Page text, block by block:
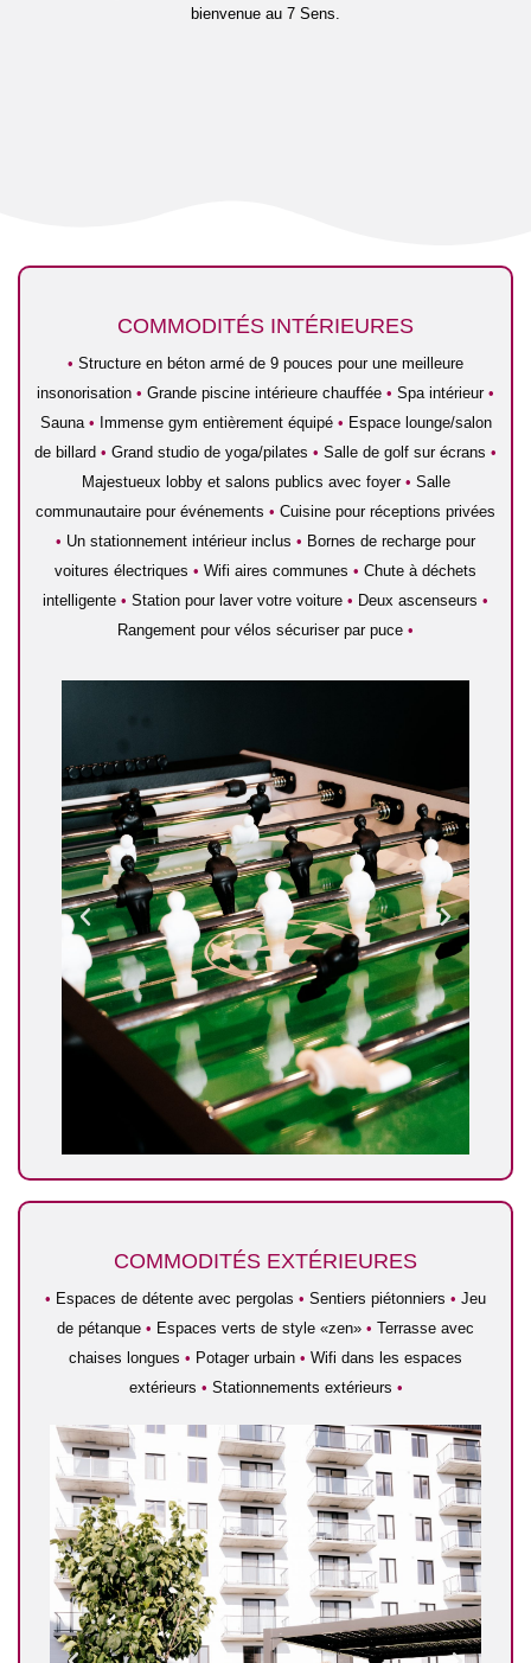
bienvenue au 7 Sens.
COMMODITÉS INTÉRIEURES
• Structure en béton armé de 9 pouces pour une meilleure
insonorisation • Grande piscine intérieure chauffée • Spa intérieur •
Sauna • Immense gym entièrement équipé • Espace lounge/salon
de billard • Grand studio de yoga/pilates • Salle de golf sur écrans •
Majestueux lobby et salons publics avec foyer • Salle
communautaire pour événements • Cuisine pour réceptions privées
• Un stationnement intérieur inclus • Bornes de recharge pour
voitures électriques • Wifi aires communes • Chute à déchets
intelligente • Station pour laver votre voiture • Deux ascenseurs •
Rangement pour vélos sécuriser par puce •
COMMODITÉS EXTÉRIEURES
• Espaces de détente avec pergolas • Sentiers piétonniers • Jeu
de pétanque • Espaces verts de style «zen» • Terrasse avec
chaises longues • Potager urbain • Wifi dans les espaces
extérieurs • Stationnements extérieurs •